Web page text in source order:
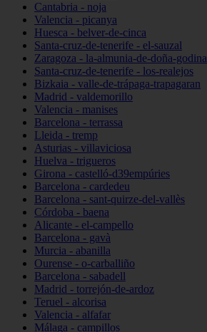
Cantabria - noja
Valencia - picanya
Huesca - belver-de-cinca
Santa-cruz-de-tenerife - el-sauzal
Zaragoza - la-almunia-de-doña-godina
Santa-cruz-de-tenerife - los-realejos
Bizkaia - valle-de-trápaga-trapagaran
Madrid - valdemorillo
Valencia - manises
Barcelona - terrassa
Lleida - tremp
Asturias - villaviciosa
Huelva - trigueros
Girona - castelló-d39empúries
Barcelona - cardedeu
Barcelona - sant-quirze-del-vallès
Córdoba - baena
Alicante - el-campello
Barcelona - gavà
Murcia - abanilla
Ourense - o-carballiño
Barcelona - sabadell
Madrid - torrejón-de-ardoz
Teruel - alcorisa
Valencia - alfafar
Málaga - campillos